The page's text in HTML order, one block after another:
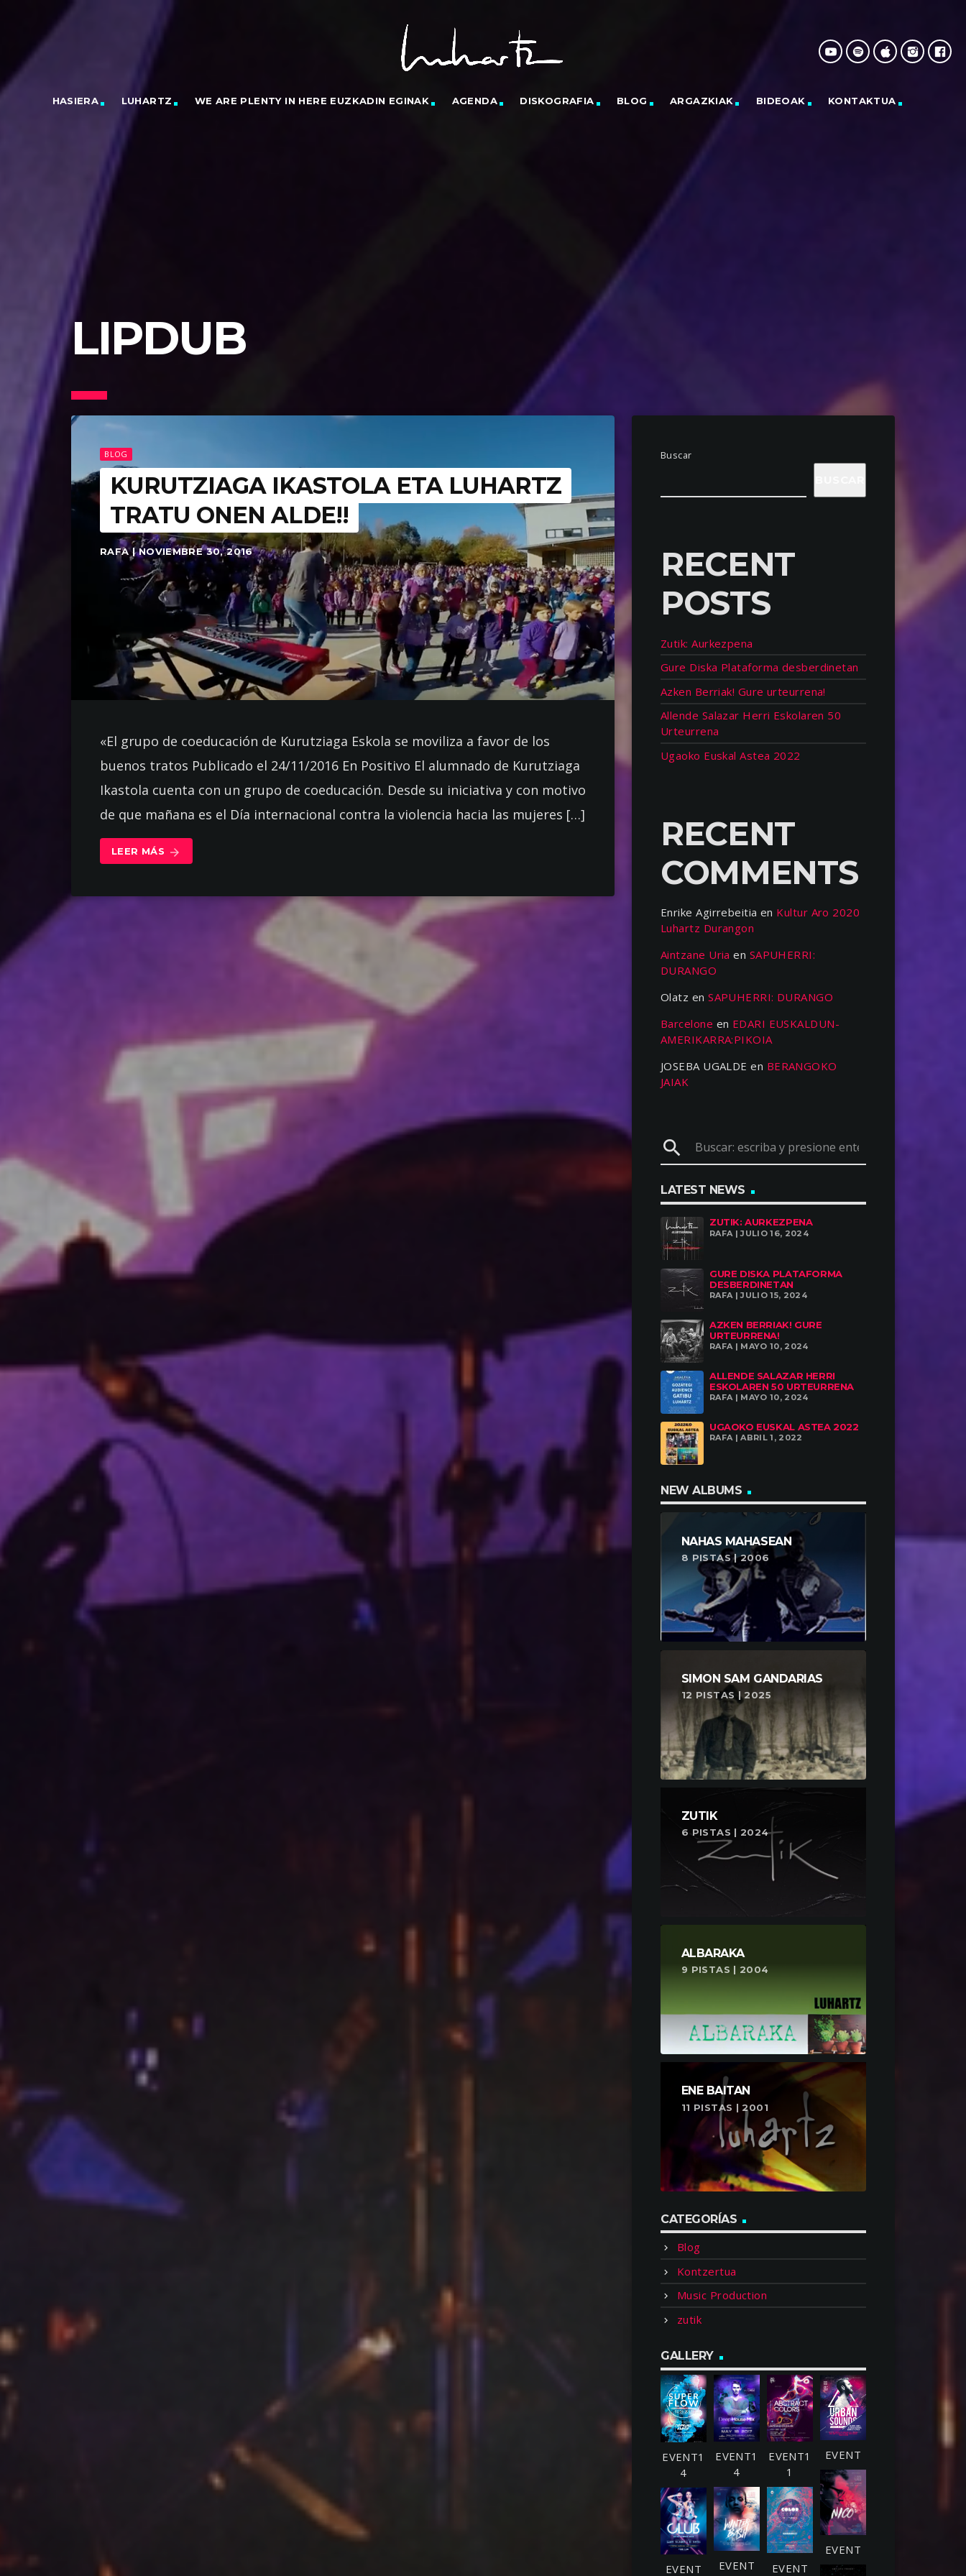
HASIERA LUHARTZ WE ARE PLENTY IN HERE EUZKADIN EGINAK AGENDA DISKOGRAFIA BLOG ARGAZKIAK BIDEOAK KONTAKTUA
LIPDUB
BLOG
KURUTZIAGA IKASTOLA ETA LUHARTZ
TRATU ONEN ALDE!!
RAFA | NOVIEMBRE 30, 2016
«El grupo de coeducación de Kurutziaga Eskola se moviliza a favor de los
buenos tratos Publicado el 24/11/2016 En Positivo El alumnado de Kurutziaga
Ikastola cuenta con un grupo de coeducación. Desde su iniciativa y con motivo
de que mañana es el Día internacional contra la violencia hacia las mujeres […]
LEER MÁS arrow_forward
Buscar
RECENT
POSTS
Zutik: Aurkezpena
Gure Diska Plataforma desberdinetan
Azken Berriak! Gure urteurrena!
Allende Salazar Herri Eskolaren 50
Urteurrena
Ugaoko Euskal Astea 2022
RECENT
COMMENTS
Enrike Agirrebeitia en Kultur Aro 2020
Luhartz Durangon
Aintzane Uria en SAPUHERRI:
DURANGO
Olatz enSAPUHERRI: DURANGO
Barcelone en EDARI EUSKALDUN-
AMERIKARRA:PIKOIA
JOSEBA UGALDE en BERANGOKO
JAIAK
search
LATEST NEWS
ZUTIK: AURKEZPENA
RAFA | JULIO 16, 2024
GURE DISKA PLATAFORMA
DESBERDINETAN
RAFA | JULIO 15, 2024
AZKEN BERRIAK! GURE
URTEURRENA!
RAFA | MAYO 10, 2024
ALLENDE SALAZAR HERRI
ESKOLAREN 50 URTEURRENA
RAFA | MAYO 10, 2024
UGAOKO EUSKAL ASTEA 2022
RAFA | ABRIL 1, 2022
NEW ALBUMS
NAHAS MAHASEAN
8 PISTAS | 2006
SIMON SAM GANDARIAS
12 PISTAS | 2025
ZUTIK
6 PISTAS | 2024
ALBARAKA
9 PISTAS | 2004
ENE BAITAN
11 PISTAS | 2001
CATEGORÍAS
Blog
Kontzertua
Music Production
zutik
GALLERY
EVENT1
EVENT1
EVENT1